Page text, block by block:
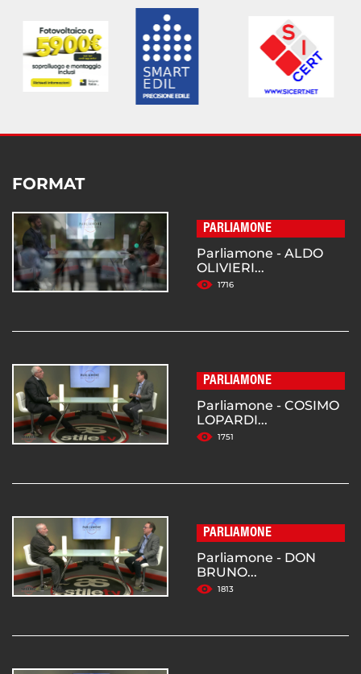
FORMAT
PARLIAMONE
Parliamone - ALDO
OLIVIERI...
1716
PARLIAMONE
Parliamone - COSIMO
LOPARDI...
1751
PARLIAMONE
Parliamone - DON
BRUNO...
1813